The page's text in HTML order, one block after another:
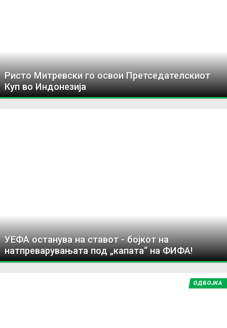
Ристо Митревски го освои Претседателскиот
Куп во Индонезија
УЕФА останува на ставот - бојкот на
натпреварувањата под „капата“ на ФИФА!
ОДБОЈКА